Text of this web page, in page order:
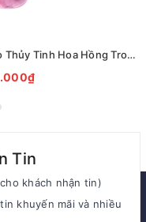
Dildo Thủy Tinh Hoa Hồng Trong Suốt Xoắn Nghệ Thuật Cao Cấp
Tin
khách nhận tin)
khuyến mãi và nhiều